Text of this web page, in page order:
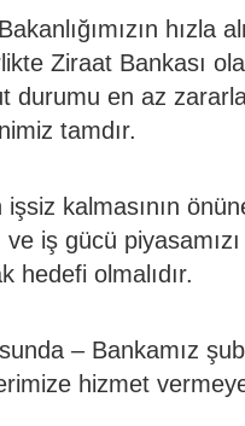
hızla
Ziraat Bankası
durumu en az
tamdır.
işsiz kalmasının
ve iş gücü
hedefi olmalıdır.
– Bankamız
hizmet